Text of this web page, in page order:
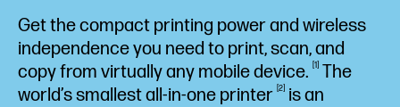
Get the compact printing power and wireless
independence you need to print, scan, and
copy from virtually any mobiledevice. 1
The
world’s smallest all-in-one printer 2
is an